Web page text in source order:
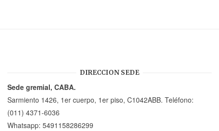
DIRECCION SEDE
Sede gremial, CABA.
Sarmiento 1426, 1er cuerpo, 1er piso, C1042ABB. Teléfono:
(011) 4371-6036
Whatsapp: 5491158286299